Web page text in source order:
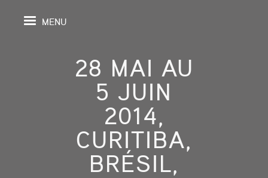
MENU
28 MAI AU
5 JUIN
2014,
CURITIBA,
BRÉSIL,